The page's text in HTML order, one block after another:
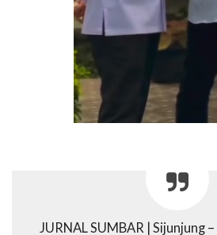
JURNAL SUMBAR | Sijunjung –